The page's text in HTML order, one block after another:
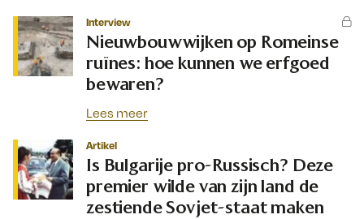
Interview
Nieuwbouwwijken op Romeinse
ruïnes: hoe kunnen we erfgoed
bewaren?
Lees meer
Artikel
Is Bulgarije pro-Russisch? Deze
premier wilde van zijn land de
zestiende Sovjet-staat maken